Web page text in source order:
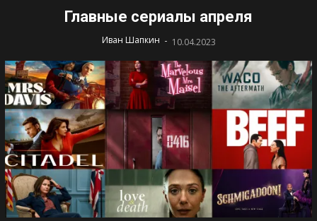
Главные сериалы апреля
Иван Шапкин - 10.04.2023